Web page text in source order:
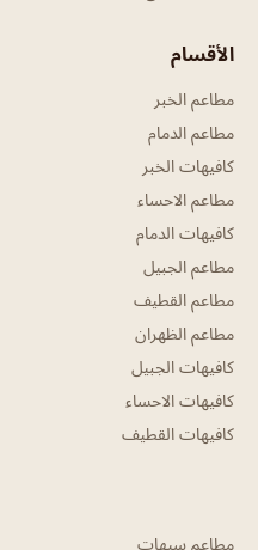
الأقسام
مطاعم الخبر
مطاعم الدمام
كافيهات الخبر
مطاعم الاحساء
كافيهات الدمام
مطاعم الجبيل
مطاعم القطيف
مطاعم الظهران
كافيهات الجبيل
كافيهات الاحساء
كافيهات القطيف
مطاعم سيهات